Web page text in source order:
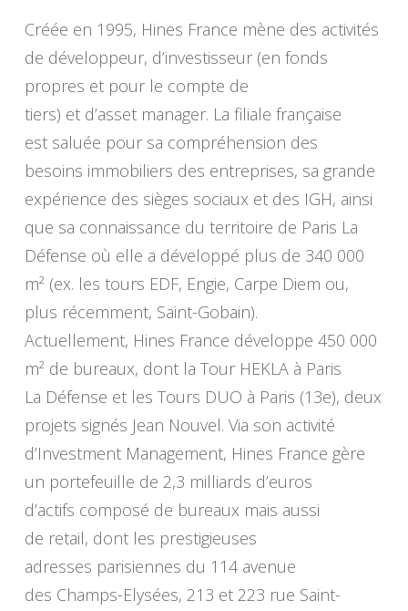
Créée en 1995, Hines France mène des activités
de développeur, d’investisseur (en fonds
propres et pour le compte de
tiers) et d’asset manager. La filiale française
est saluée pour sa compréhension des
besoins immobiliers des entreprises, sa grande
expérience des sièges sociaux et des IGH, ainsi
que sa connaissance du territoire de Paris La
Défense où elle a développé plus de 340 000
m² (ex. les tours EDF, Engie, Carpe Diem ou,
plus récemment, Saint-Gobain).
Actuellement, Hines France développe 450 000
m² de bureaux, dont la Tour HEKLA à Paris
La Défense et les Tours DUO à Paris (13e), deux
projets signés Jean Nouvel. Via son activité
d’Investment Management, Hines France gère
un portefeuille de 2,3 milliards d’euros
d’actifs composé de bureaux mais aussi
de retail, dont les prestigieuses
adresses parisiennes du 114 avenue
des Champs-Elysées, 213 et 223 rue Saint-